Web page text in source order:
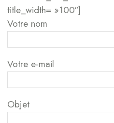
title_width= »100″]
Votre nom
Votre e-mail
Objet